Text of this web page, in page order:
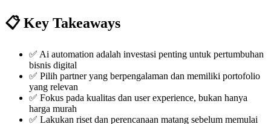
📋 Key Takeaways
✅ Ai automation adalah investasi penting untuk pertumbuhan
bisnis digital
✅ Pilih partner yang berpengalaman dan memiliki portofolio
yang relevan
✅ Fokus pada kualitas dan user experience, bukan hanya
harga murah
✅ Lakukan riset dan perencanaan matang sebelum memulai